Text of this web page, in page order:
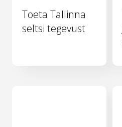
Toeta Tallinna
seltsi tegevust